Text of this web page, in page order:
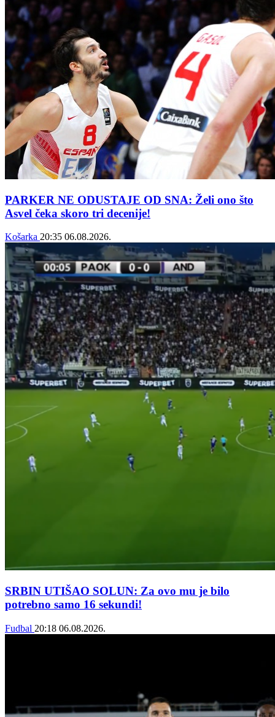
PARKER NE ODUSTAJE OD SNA: Želi ono što
Asvel čeka skoro tri decenije!
Košarka 20:35 06.08.2026.
SRBIN UTIŠAO SOLUN: Za ovo mu je bilo
potrebno samo 16 sekundi!
Fudbal 20:18 06.08.2026.